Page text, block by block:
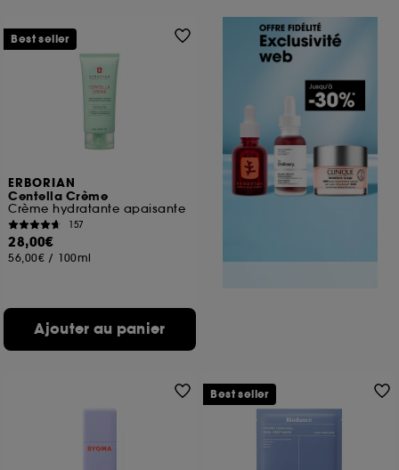
ERBORIAN
Centella Crème
Crème hydratante apaisante
157
28,00€
56,00€ / 100ml
Ajouter au panier
Best seller
Best seller